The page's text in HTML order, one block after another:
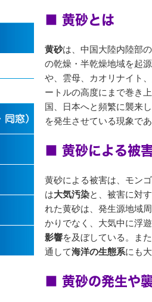
■ 黄砂とは
黄砂は、中国大陸内陸部
の乾燥・半乾燥地域を起
や、雲母、カオリナイト
ートルの高度にまで巻き
国、日本へと頻繁に襲来
を発生させている現象で
■ 黄砂による被
黄砂による被害は、モン
は大気汚染と、被害に対
れた黄砂は、発生源地域
かりでなく、大気中に浮
影響を及ぼしている。ま
通して海洋の生態系にも
■ 黄砂の発生や